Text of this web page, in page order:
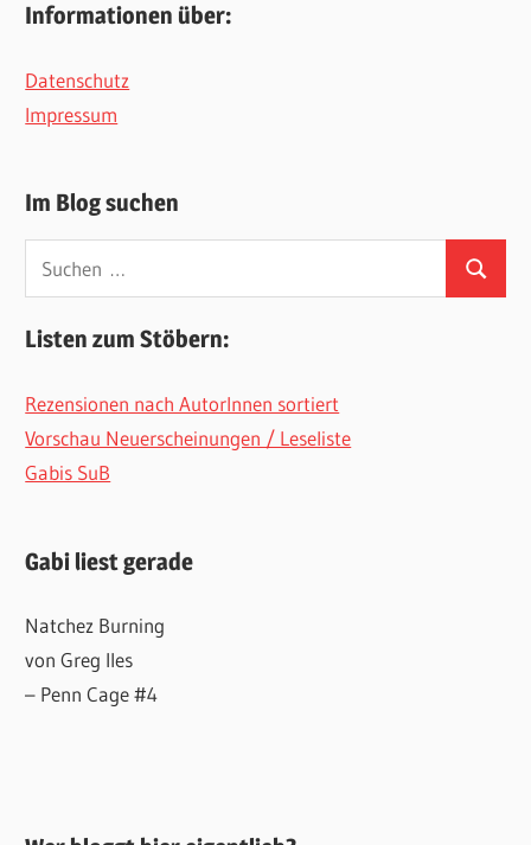
Informationen über:
Datenschutz
Impressum
Im Blog suchen
Suchen
nach:
Suchen
Listen zum Stöbern:
Rezensionen nach AutorInnen sortiert
Vorschau Neuerscheinungen / Leseliste
Gabis SuB
Gabi liest gerade
Natchez Burning
von Greg Iles
– Penn Cage #4